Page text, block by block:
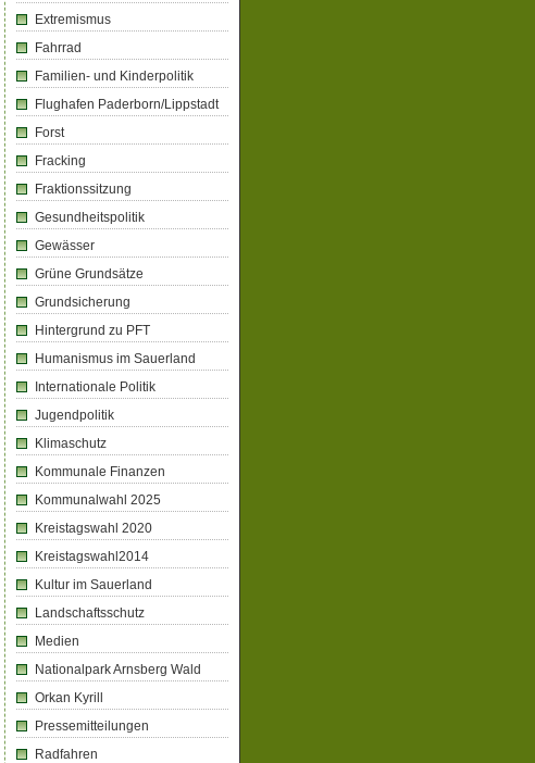
Extremismus
Fahrrad
Familien- und Kinderpolitik
Flughafen Paderborn/Lippstadt
Forst
Fracking
Fraktionssitzung
Gesundheitspolitik
Gewässer
Grüne Grundsätze
Grundsicherung
Hintergrund zu PFT
Humanismus im Sauerland
Internationale Politik
Jugendpolitik
Klimaschutz
Kommunale Finanzen
Kommunalwahl 2025
Kreistagswahl 2020
Kreistagswahl2014
Kultur im Sauerland
Landschaftsschutz
Medien
Nationalpark Arnsberg Wald
Orkan Kyrill
Pressemitteilungen
Radfahren